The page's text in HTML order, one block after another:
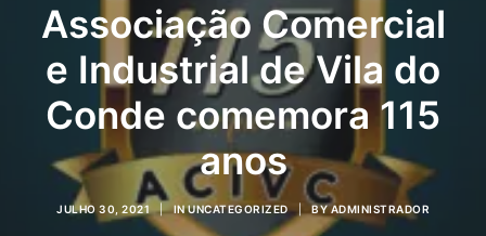
Search
Associação Comercial
e Industrial de Vila do
Conde comemora 115
anos
JULHO 30, 2021 | INUNCATEGORIZED | BYADMINISTRADOR